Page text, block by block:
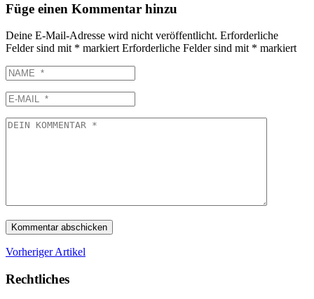
Füge einen Kommentar hinzu
Deine E-Mail-Adresse wird nicht veröffentlicht. Erforderliche
Felder sind mit * markiert Erforderliche Felder sind mit * markiert
Vorheriger Artikel
Rechtliches